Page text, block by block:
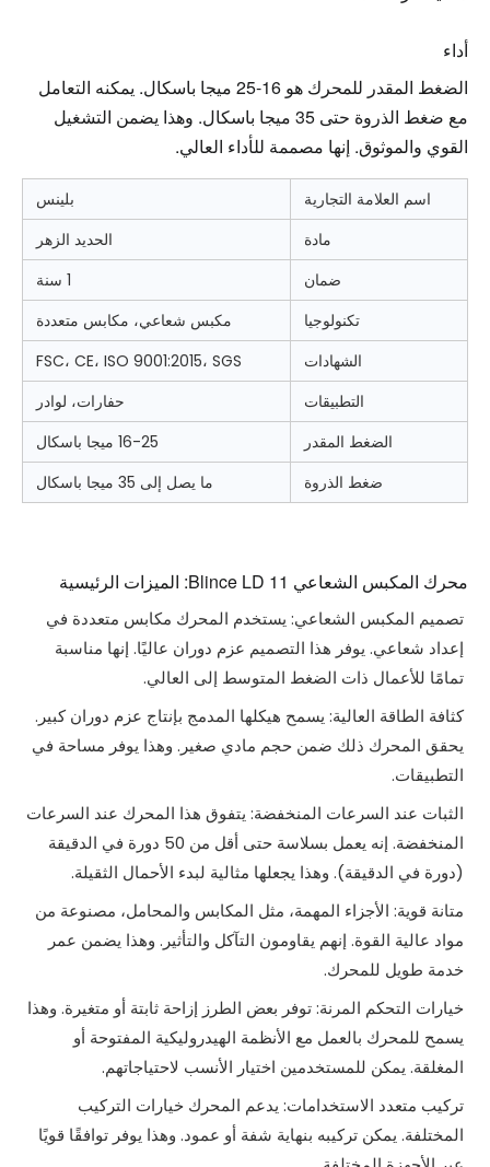
أداء
القوي والموثوق. إنها مصممة للأداء العالي.
اسم العلامة التجارية
بلينس
مادة
الحديد الزهر
ضمان
1 سنة
تكنولوجيا
مكبس شعاعي، مكابس متعددة
الشهادات
FSC، CE، ISO 9001:2015، SGS
التطبيقات
حفارات، لوادر
الضغط المقدر
16-25 ميجا باسكال
ضغط الذروة
ما يصل إلى 35 ميجا باسكال
محرك المكبس الشعاعي Blince LD 11: الميزات الرئيسية
تصميم المكبس الشعاعي: يستخدم المحرك مكابس متعددة في
إعداد شعاعي. يوفر هذا التصميم عزم دوران عاليًا. إنها مناسبة
تمامًا للأعمال ذات الضغط المتوسط ​​إلى العالي.
كثافة الطاقة العالية: يسمح هيكلها المدمج بإنتاج عزم دوران كبير.
يحقق المحرك ذلك ضمن حجم مادي صغير. وهذا يوفر مساحة في
التطبيقات.
الثبات عند السرعات المنخفضة: يتفوق هذا المحرك عند السرعات
المنخفضة. إنه يعمل بسلاسة حتى أقل من 50 دورة في الدقيقة
(دورة في الدقيقة). وهذا يجعلها مثالية لبدء الأحمال الثقيلة.
متانة قوية: الأجزاء المهمة، مثل المكابس والمحامل، مصنوعة من
مواد عالية القوة. إنهم يقاومون التآكل والتأثير. وهذا يضمن عمر
خدمة طويل للمحرك.
خيارات التحكم المرنة: توفر بعض الطرز إزاحة ثابتة أو متغيرة. وهذا
يسمح للمحرك بالعمل مع الأنظمة الهيدروليكية المفتوحة أو
المغلقة. يمكن للمستخدمين اختيار الأنسب لاحتياجاتهم.
تركيب متعدد الاستخدامات: يدعم المحرك خيارات التركيب
المختلفة. يمكن تركيبه بنهاية شفة أو عمود. وهذا يوفر توافقًا قويًا